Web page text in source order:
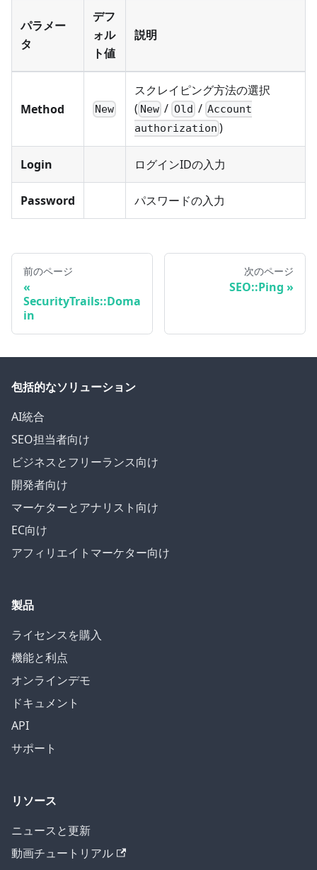
パラメー
タ
デフ
ォル
ト値
説明
Method New
スクレイピング方法の選択
( New / Old / Account
authorization )
Login ログインIDの入力
Password パスワードの入力
前のページ
SecurityTrails::Doma
in
次のページ
SEO::Ping
包括的なソリューション
AI統合
SEO担当者向け
ビジネスとフリーランス向け
開発者向け
マーケターとアナリスト向け
EC向け
アフィリエイトマーケター向け
製品
ライセンスを購入
機能と利点
オンラインデモ
ドキュメント
API
サポート
リソース
ニュースと更新
動画チュートリアル